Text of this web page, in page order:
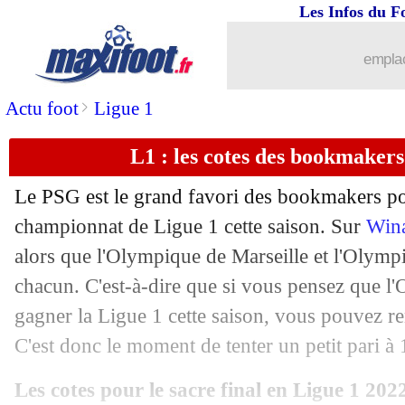
Actu foot> Ligue 1
Les Infos du
L1 : les cotes des
Le PSG est le grand favori des bookmakers
championnat de Ligue 1 cette saison. Sur
alors que l'Olympique de Marseille et
chacun. C'est-à-dire que si vous pensez que
gagner la Ligue 1 cette saison, vous pouvez
C'est donc le moment de tenter un petit pari
Les cotes pour le sacre final en Ligue 1